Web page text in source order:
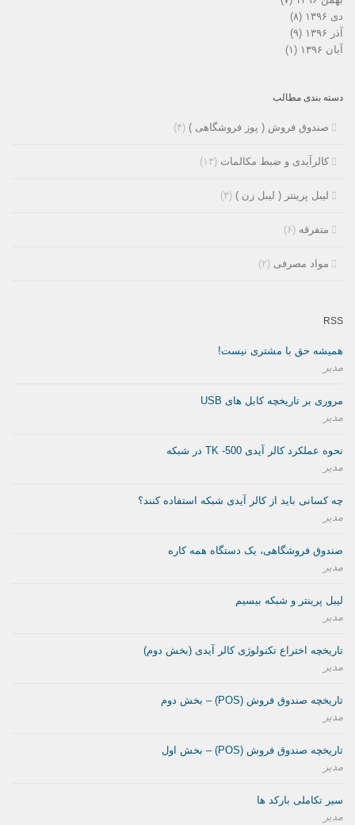
دی ۱۳۹۶
(۸)
آذر ۱۳۹۶
(۹)
آبان ۱۳۹۶
(۱)
دسته بندی مطالب
صندوق فروش ( پوز فروشگاهی ) (۴)
کالرآیدی و ضبط مکالمات (۱۳)
لیبل پرینتر ( لیبل زن ) (۳)
متفرقه (۶)
مواد مصرفی (۲)
RSS
همیشه حق با مشتری نیست!
مدیر
مروری بر تاریخچه کابل های USB
مدیر
نحوه عملکرد کالر آیدی TK -500 در شبکه
مدیر
چه کسانی باید از کالر آیدی شبکه استفاده کنند؟
مدیر
صندوق فروشگاهی، یک دستگاه همه کاره
مدیر
لیبل پرینتر و شبکه بیسیم
مدیر
تاریخچه اختراع تکنولوژی کالر آیدی (بخش دوم)
مدیر
تاریخچه صندوق فروش (POS) – بخش دوم
مدیر
تاریخچه صندوق فروش (POS) – بخش اول
مدیر
سیر تکاملی بارکد ها
مدیر